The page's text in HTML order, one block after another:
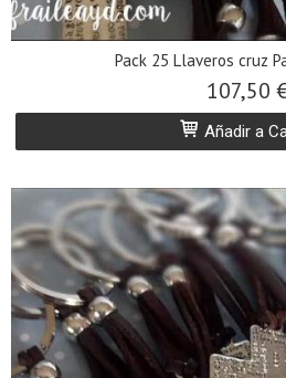
Pack 25 Llaveros cruz
107,50
Añadir a